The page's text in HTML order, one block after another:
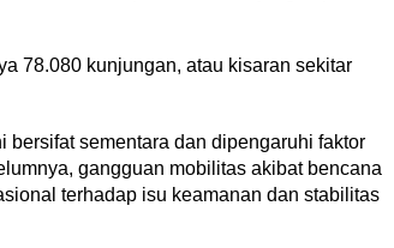
78.080 kunjungan, atau kisaran sekitar
sementara dan dipengaruhi faktor
gangguan mobilitas akibat bencana
terhadap isu keamanan dan stabilitas